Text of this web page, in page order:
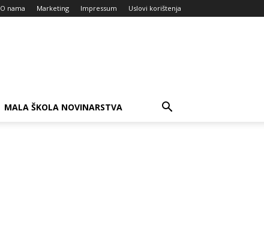
O nama Marketing Impressum Uslovi korištenja
MALA ŠKOLA NOVINARSTVA